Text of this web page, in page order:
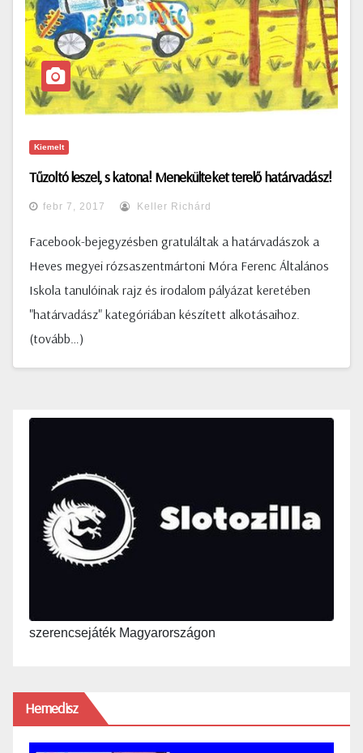
Kiemelt
Tűzoltó leszel, s katona! Menekülteket terelő határvadász!
febr 7, 2017 Keller Richárd
Facebook-bejegyzésben gratuláltak a határvadászok a
Heves megyei rózsaszentmártoni Móra Ferenc Általános
Iskola tanulóinak rajz és irodalom pályázat keretében
"határvadász" kategóriában készített alkotásaihoz.
(tovább…)
szerencsejáték Magyarországon
Hemedisz